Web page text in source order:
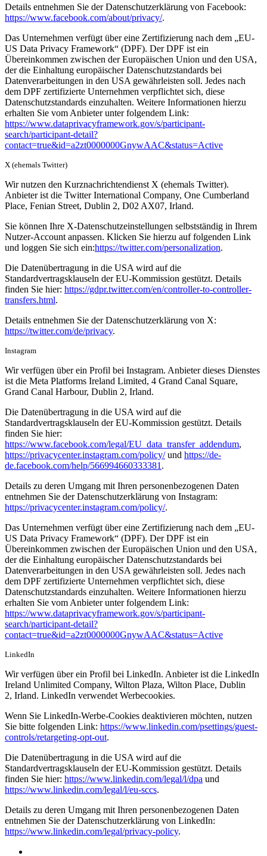
Details entnehmen Sie der Datenschutzerklärung von Facebook:
https://www.facebook.com/about/privacy/.
Das Unternehmen verfügt über eine Zertifizierung nach dem „EU-
US Data Privacy Framework“ (DPF). Der DPF ist ein
Übereinkommen zwischen der Europäischen Union und den USA,
der die Einhaltung europäischer Datenschutzstandards bei
Datenverarbeitungen in den USA gewährleisten soll. Jedes nach
dem DPF zertifizierte Unternehmen verpflichtet sich, diese
Datenschutzstandards einzuhalten. Weitere Informationen hierzu
erhalten Sie vom Anbieter unter folgendem Link:
https://www.dataprivacyframework.gov/s/participant-
search/participant-detail?
contact=true&id=a2zt0000000GnywAAC&status=Active
X (ehemals Twitter)
Wir nutzen den Kurznachrichtendienst X (ehemals Twitter).
Anbieter ist die Twitter International Company, One Cumberland
Place, Fenian Street, Dublin 2, D02 AX07, Irland.
Sie können Ihre X-Datenschutzeinstellungen selbstständig in Ihrem
Nutzer-Account anpassen. Klicken Sie hierzu auf folgenden Link
und loggen Sie sich ein:https://twitter.com/personalization.
Die Datenübertragung in die USA wird auf die
Standardvertragsklauseln der EU-Kommission gestützt. Details
finden Sie hier: https://gdpr.twitter.com/en/controller-to-controller-
transfers.html.
Details entnehmen Sie der Datenschutzerklärung von X:
https://twitter.com/de/privacy.
Instagram
Wir verfügen über ein Profil bei Instagram. Anbieter dieses Dienstes
ist die Meta Platforms Ireland Limited, 4 Grand Canal Square,
Grand Canal Harbour, Dublin 2, Irland.
Die Datenübertragung in die USA wird auf die
Standardvertragsklauseln der EU-Kommission gestützt. Details
finden Sie hier:
https://www.facebook.com/legal/EU_data_transfer_addendum,
https://privacycenter.instagram.com/policy/und https://de-
de.facebook.com/help/566994660333381 .
Details zu deren Umgang mit Ihren personenbezogenen Daten
entnehmen Sie der Datenschutzerklärung von Instagram:
https://privacycenter.instagram.com/policy/.
Das Unternehmen verfügt über eine Zertifizierung nach dem „EU-
US Data Privacy Framework“ (DPF). Der DPF ist ein
Übereinkommen zwischen der Europäischen Union und den USA,
der die Einhaltung europäischer Datenschutzstandards bei
Datenverarbeitungen in den USA gewährleisten soll. Jedes nach
dem DPF zertifizierte Unternehmen verpflichtet sich, diese
Datenschutzstandards einzuhalten. Weitere Informationen hierzu
erhalten Sie vom Anbieter unter folgendem Link:
https://www.dataprivacyframework.gov/s/participant-
search/participant-detail?
contact=true&id=a2zt0000000GnywAAC&status=Active
LinkedIn
Wir verfügen über ein Profil bei LinkedIn. Anbieter ist die LinkedIn
Ireland Unlimited Company, Wilton Plaza, Wilton Place, Dublin
2, Irland. LinkedIn verwendet Werbecookies.
Wenn Sie LinkedIn-Werbe-Cookies deaktivieren möchten, nutzen
Sie bitte folgenden Link: https://www.linkedin.com/psettings/guest-
controls/retargeting-opt-out.
Die Datenübertragung in die USA wird auf die
Standardvertragsklauseln der EU-Kommission gestützt. Details
finden Sie hier: https://www.linkedin.com/legal/l/dpa und
https://www.linkedin.com/legal/l/eu-sccs.
Details zu deren Umgang mit Ihren personenbezogenen Daten
entnehmen Sie der Datenschutzerklärung von LinkedIn:
https://www.linkedin.com/legal/privacy-policy.